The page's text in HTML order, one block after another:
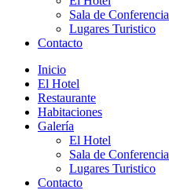
Sala de Conferencia
Lugares Turistico
Contacto
Inicio
El Hotel
Restaurante
Habitaciones
Galería
El Hotel
Sala de Conferencia
Lugares Turistico
Contacto